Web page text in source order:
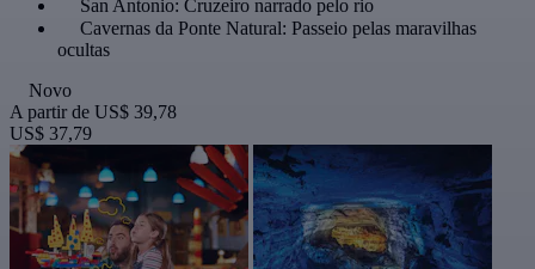
San Antonio: Cruzeiro narrado pelo rio
Cavernas da Ponte Natural: Passeio pelas maravilhas
ocultas
Novo
A partir de US$ 39,78
US$ 37,79